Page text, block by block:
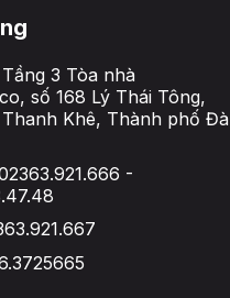
Tầng 3 Tòa nhà
số 168 Lý Thái Tông,
Khê, Thành phố Đà
-